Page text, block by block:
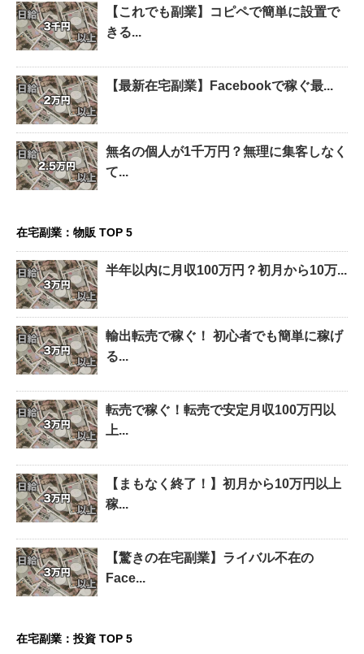
【これでも副業】コピペで簡単に設置で
きる...
【最新在宅副業】Facebookで稼ぐ最...
無名の個人が1千万円？無理に集客しなく
て...
在宅副業：物販 TOP 5
半年以内に月収100万円？初月から10万...
輸出転売で稼ぐ！ 初心者でも簡単に稼げ
る...
転売で稼ぐ！転売で安定月収100万円以
上...
【まもなく終了！】初月から10万円以上
稼...
【驚きの在宅副業】ライバル不在の
Face...
在宅副業：投資 TOP 5